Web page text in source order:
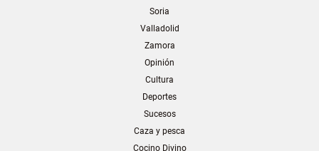
Soria
Valladolid
Zamora
Opinión
Cultura
Deportes
Sucesos
Caza y pesca
Cocino Divino